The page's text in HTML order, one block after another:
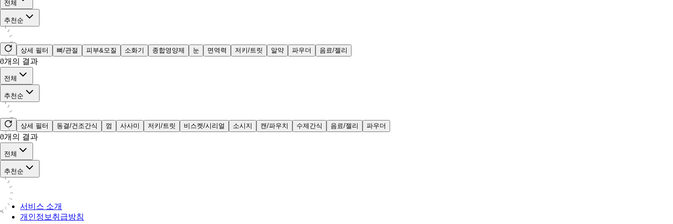
전체
추천순
상세 필터 뼈/관절 피부&모질 소화기 종합영양제 눈 면역력 저키/트릿 알약 파우더 음료/젤리
0개의 결과
전체
추천순
상세 필터 동결/건조간식 껌 사사미 저키/트릿 비스켓/시리얼 소시지 캔/파우치 수제간식 음료/젤리 파우더
0개의 결과
전체
추천순
서비스 소개
개인정보취급방침